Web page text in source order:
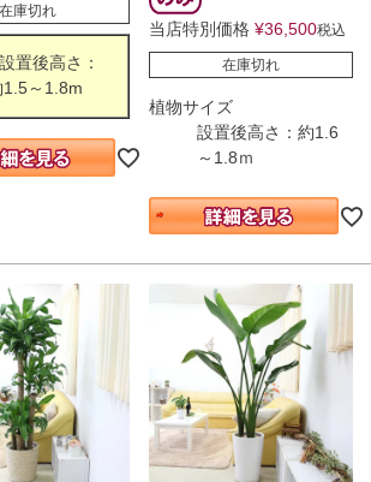
在庫切れ
置後高さ：
1.5～1.8m
当店特別価格 ¥36,500税込
在庫切れ
植物サイズ
設置後高さ：約1.6
～1.8ｍ